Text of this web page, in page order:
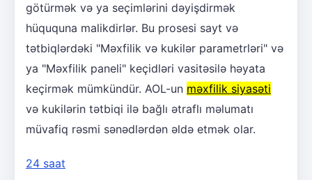
götürmək və ya seçimlərini dəyişdirmək
hüququna malikdirlər. Bu prosesi sayt və
tətbiqlərdəki "Məxfilik və kukilər parametrləri" və
ya "Məxfilik paneli" keçidləri vasitəsilə həyata
keçirmək mümkündür. AOL-un məxfilik siyasəti
və kukilərin tətbiqi ilə bağlı ətraflı məlumatı
müvafiq rəsmi sənədlərdən əldə etmək olar.
24 saat